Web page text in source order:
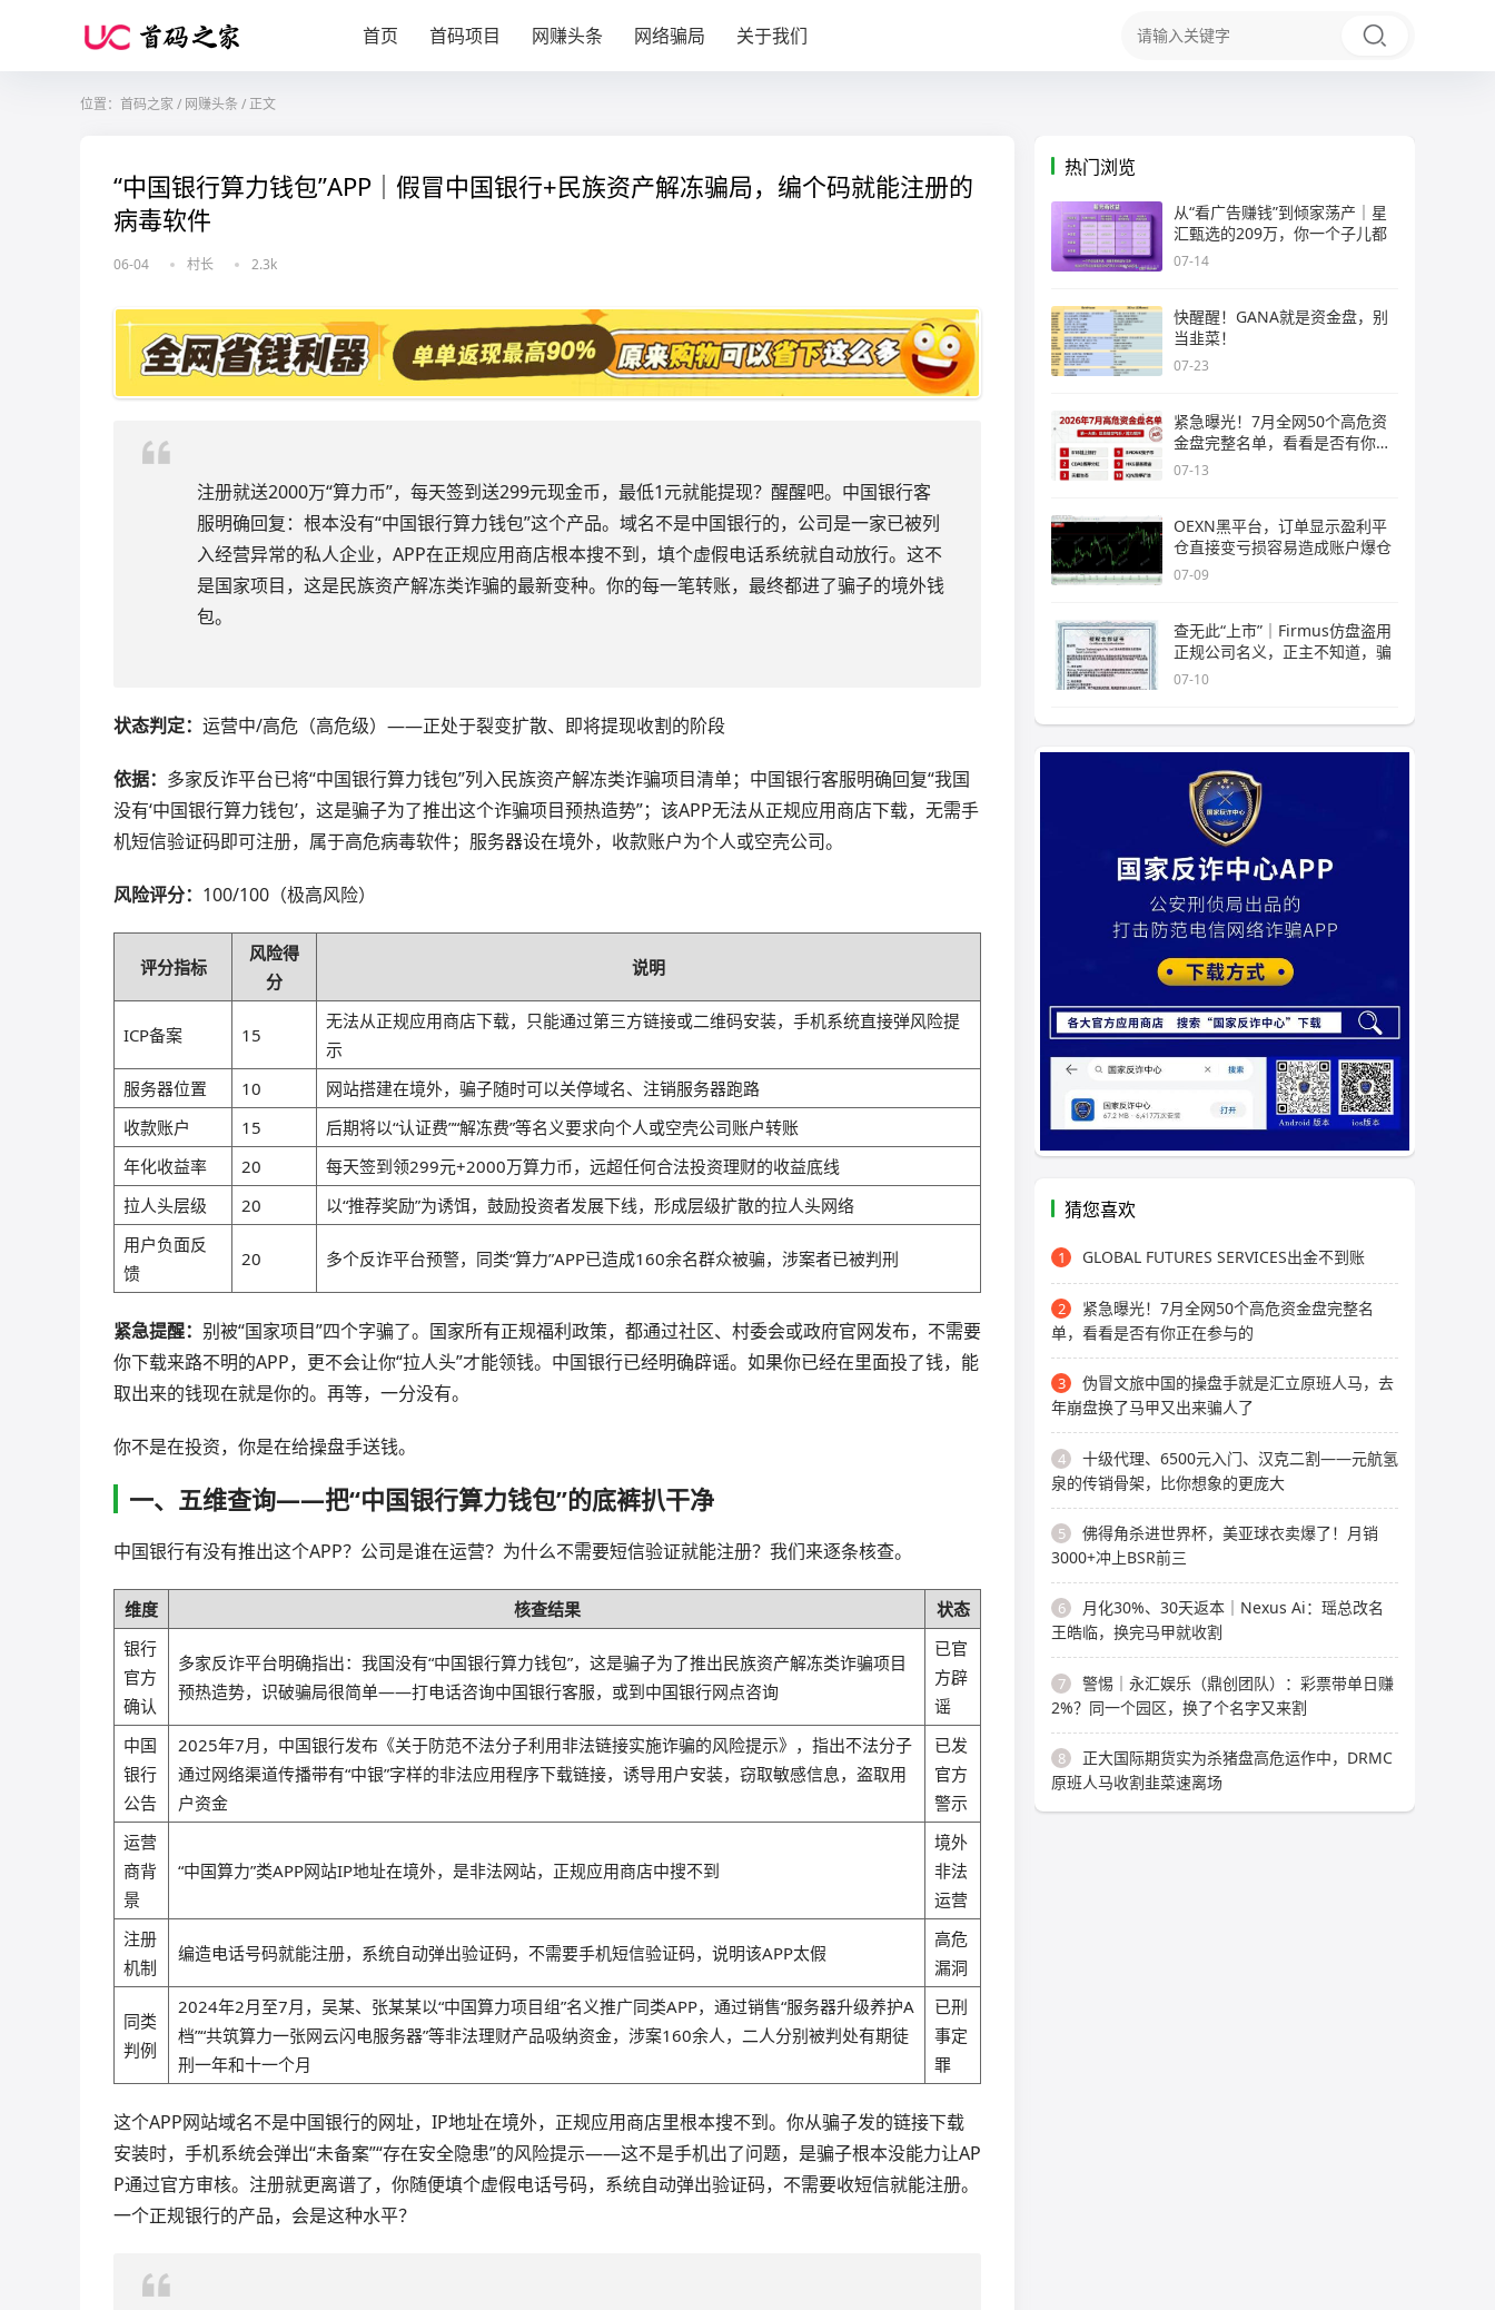
首页 首码项目 网赚头条 网络骗局 关于我们
位置： 首码之家 / 网赚头条 /正文
“中国银行算力钱包”APP｜假冒中国银行+民族资产解冻骗局，编个码就能注册的
病毒软件
06-04 村长 2.3k
注册就送2000万“算力币”，每天签到送299元现金币，最低1元就能提现？醒醒吧。中国银行客
服明确回复：根本没有“中国银行算力钱包”这个产品。域名不是中国银行的，公司是一家已被列
入经营异常的私人企业，APP在正规应用商店根本搜不到，填个虚假电话系统就自动放行。这不
是国家项目，这是民族资产解冻类诈骗的最新变种。你的每一笔转账，最终都进了骗子的境外钱
包。
状态判定： 运营中/高危（高危级）——正处于裂变扩散、即将提现收割的阶段
依据： 多家反诈平台已将“中国银行算力钱包”列入民族资产解冻类诈骗项目清单；中国银行客服明确回复“我国
没有‘中国银行算力钱包’，这是骗子为了推出这个诈骗项目预热造势”；该APP无法从正规应用商店下载，无需手
机短信验证码即可注册，属于高危病毒软件；服务器设在境外，收款账户为个人或空壳公司。
风险评分： 100/100（极高风险）
评分指标
风险得
分
说明
ICP备案 15
无法从正规应用商店下载，只能通过第三方链接或二维码安装，手机系统直接弹风险提
示
服务器位置
10
网站搭建在境外，骗子随时可以关停域名、注销服务器跑路
收款账户
15
后期将以“认证费”“解冻费”等名义要求向个人或空壳公司账户转账
年化收益率
20
每天签到领299元+2000万算力币，远超任何合法投资理财的收益底线
拉人头层级
20
以“推荐奖励”为诱饵，鼓励投资者发展下线，形成层级扩散的拉人头网络
用户负面反
馈
20 多个反诈平台预警，同类“算力”APP已造成160余名群众被骗，涉案者已被判刑
紧急提醒： 别被“国家项目”四个字骗了。国家所有正规福利政策，都通过社区、村委会或政府官网发布，不需要
你下载来路不明的APP，更不会让你“拉人头”才能领钱。中国银行已经明确辟谣。如果你已经在里面投了钱，能
取出来的钱现在就是你的。再等，一分没有。
你不是在投资，你是在给操盘手送钱。
一、五维查询——把“中国银行算力钱包”的底裤扒干净
中国银行有没有推出这个APP？公司是谁在运营？为什么不需要短信验证就能注册？我们来逐条核查。
维度 核查结果
状态
银行
官方
确认
多家反诈平台明确指出：我国没有“中国银行算力钱包”，这是骗子为了推出民族资产解冻类诈骗项目
预热造势，识破骗局很简单——打电话咨询中国银行客服，或到中国银行网点咨询
已官
方辟
谣
中国
银行
公告
2025年7月，中国银行发布《关于防范不法分子利用非法链接实施诈骗的风险提示》，指出不法分子
通过网络渠道传播带有“中银”字样的非法应用程序下载链接，诱导用户安装，窃取敏感信息，盗取用
户资金
已发
官方
警示
运营
商背
景
“中国算力”类APP网站IP地址在境外，是非法网站，正规应用商店中搜不到
境外
非法
运营
注册
机制
编造电话号码就能注册，系统自动弹出验证码，不需要手机短信验证码，说明该APP太假
高危
漏洞
同类
判例
2024年2月至7月，吴某、张某某以“中国算力项目组”名义推广同类APP，通过销售“服务器升级养护A
档”“共筑算力一张网云闪电服务器”等非法理财产品吸纳资金，涉案160余人，二人分别被判处有期徒
刑一年和十一个月
已刑
事定
罪
这个APP网站域名不是中国银行的网址，IP地址在境外，正规应用商店里根本搜不到。你从骗子发的链接下载
安装时，手机系统会弹出“未备案”“存在安全隐患”的风险提示——这不是手机出了问题，是骗子根本没能力让AP
P通过官方审核。注册就更离谱了，你随便填个虚假电话号码，系统自动弹出验证码，不需要收短信就能注册。
一个正规银行的产品，会是这种水平？
热门浏览
从“看广告赚钱”到倾家荡产｜星
汇甄选的209万，你一个子儿都
07-14
快醒醒！GANA就是资金盘，别
当韭菜！
07-23
紧急曝光！7月全网50个高危资
金盘完整名单，看看是否有你正
在
07-13
OEXN黑平台，订单显示盈利平
仓直接变亏损容易造成账户爆仓
07-09
查无此“上市”｜Firmus仿盘盗用
正规公司名义，正主不知道，骗
07-10
猜您喜欢
1 GLOBAL FUTURES SERVICES出金不到账
2
紧急曝光！7月全网50个高危资金盘完整名
单，看看是否有你正在参与的
3
伪冒文旅中国的操盘手就是汇立原班人马，去
年崩盘换了马甲又出来骗人了
4
十级代理、6500元入门、汉克二割——元航氢
泉的传销骨架，比你想象的更庞大
5
佛得角杀进世界杯，美亚球衣卖爆了！月销
3000+冲上BSR前三
6
月化30%、30天返本｜Nexus Ai：瑶总改名
王皓临，换完马甲就收割
7
警惕｜永汇娱乐（鼎创团队）：彩票带单日赚
2%？同一个园区，换了个名字又来割
8
正大国际期货实为杀猪盘高危运作中，DRMC
原班人马收割韭菜速离场